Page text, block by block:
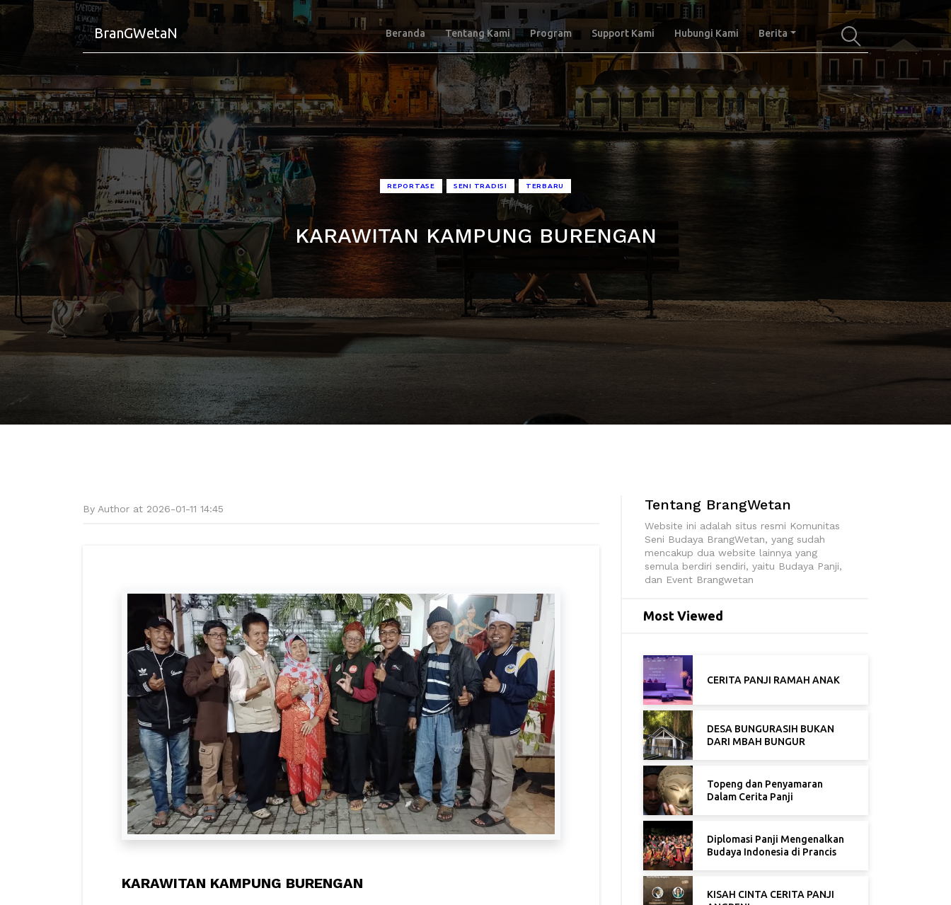
BranGWetaN Beranda Tentang Kami Program Support Kami Hubungi Kami Berita
REPORTASE • SENI TRADISI • TERBARU
KARAWITAN KAMPUNG BURENGAN
By Author at 2026-01-11 14:45
KARAWITAN KAMPUNG BURENGAN
Tentang BrangWetan
Website ini adalah situs resmi Komunitas
Seni Budaya BrangWetan, yang sudah
mencakup dua website lainnya yang
semula berdiri sendiri, yaitu Budaya Panji,
dan Event Brangwetan
Most Viewed
CERITA PANJI RAMAH ANAK
DESA BUNGURASIH BUKAN
DARI MBAH BUNGUR
Topeng dan Penyamaran
Dalam Cerita Panji
Diplomasi Panji Mengenalkan
Budaya Indonesia di Prancis
KISAH CINTA CERITA PANJI